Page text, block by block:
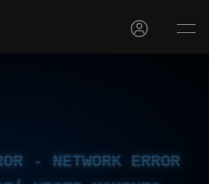
- NETWORK ERROR